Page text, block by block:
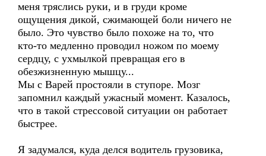
меня тряслись руки, и в груди кроме
ощущения дикой, сжимающей боли ничего не
было. Это чувство было похоже на то, что
кто-то медленно проводил ножом по моему
сердцу, с ухмылкой превращая его в
обезжизненную мышцу...
Мы с Варей простояли в ступоре. Мозг
запомнил каждый ужасный момент. Казалось,
что в такой стрессовой ситуации он работает
быстрее.
Я задумался, куда делся водитель грузовика,